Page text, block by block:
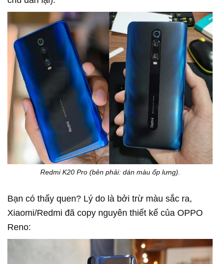
Redmi K20 Pro (bên phải: dán màu ốp lưng).
Bạn có thấy quen? Lý do là bởi trừ màu sắc ra,
Xiaomi/Redmi đã copy nguyên thiết kế của OPPO
Reno: